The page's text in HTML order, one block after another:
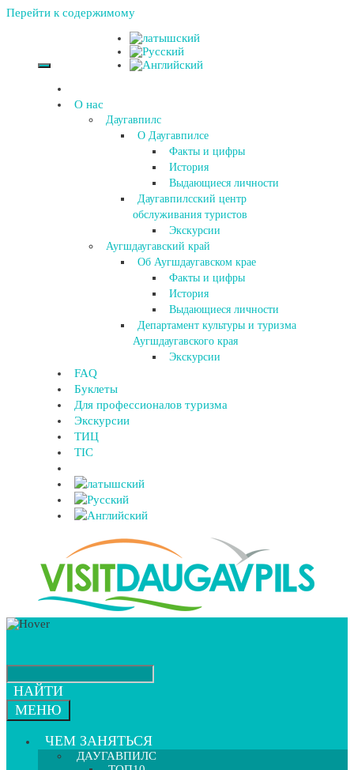
Перейти к содержимому
О нас
Даугавпилс
О Даугавпилсе
Факты и цифры
История
Выдающиеся личности
Даугавпилсский центр
обслуживания туристов
Экскурсии
Аугшдаугавский край
Об Аугшдаугавском крае
Факты и цифры
История
Выдающиеся личности
Департамент культуры и туризма
Аугшдаугавского края
Экскурсии
FAQ
Буклеты
Для профессионалов туризма
Экскурсии
ТИЦ
TIC
НАЙТИ
МЕНЮ
ЧЕМ ЗАНЯТЬСЯ
ДАУГАВПИЛС